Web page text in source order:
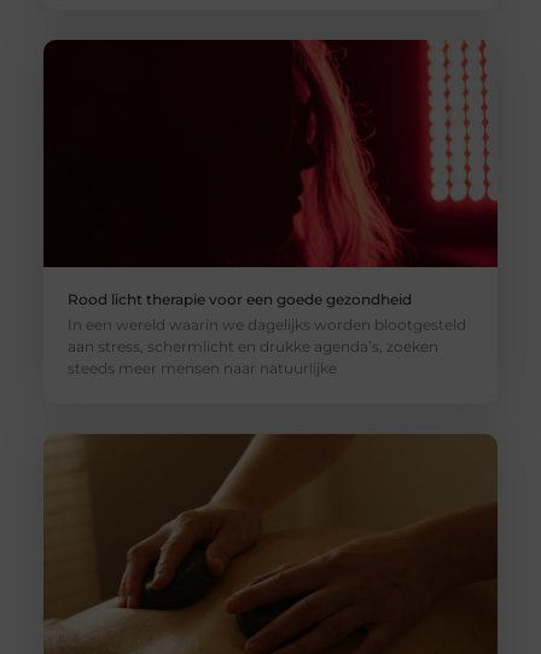
Rood licht therapie voor een goede gezondheid
In een wereld waarin we dagelijks worden blootgesteld
aan stress, schermlicht en drukke agenda’s, zoeken
steeds meer mensen naar natuurlijke